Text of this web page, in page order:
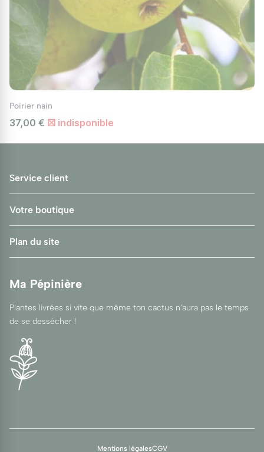
Poirier nain
37,00 € ☒ indisponible
Service client
Votre boutique
Plan du site
Ma Pépinière
Plantes livrées si vite que même ton cactus n’aura pas le temps
de se dessécher !
Mentions légalesCGV